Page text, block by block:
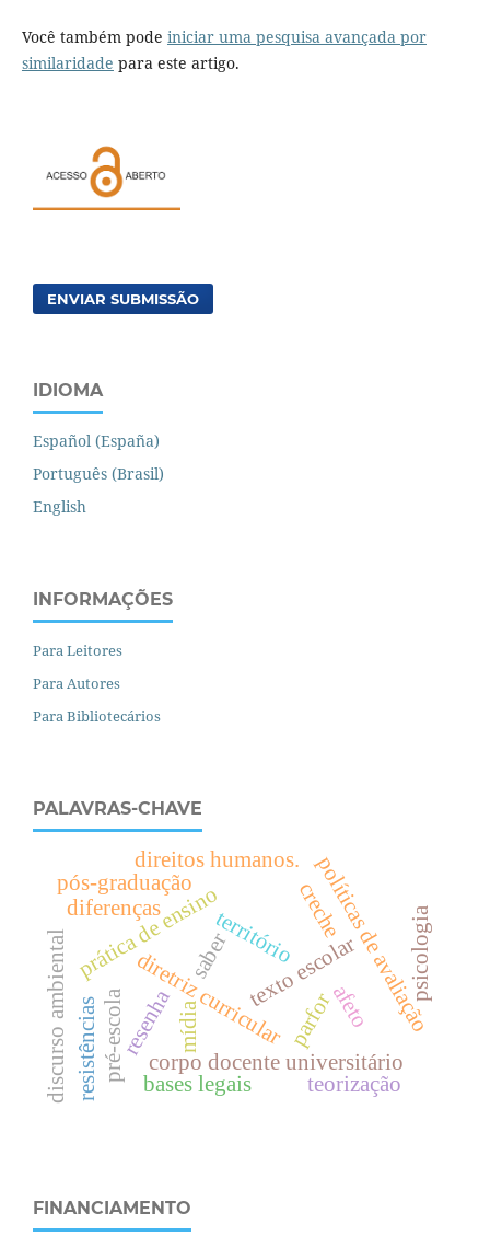
Você também pode iniciar uma pesquisa avançada por
similaridade para este artigo.
ENVIAR SUBMISSÃO
IDIOMA
Español (España)
Português (Brasil)
English
INFORMAÇÕES
Para Leitores
Para Autores
Para Bibliotecários
PALAVRAS-CHAVE
resenha
território
diretriz curricular
prática de ensino texto escolarpolíticas de avaliação
pós-graduação
saber
corpo docente universitário
discurso ambiental mídia
direitos humanos.
parfor
pré-escola
creche
bases legais
psicologia
teorização
diferenças
afeto
resistências
FINANCIAMENTO